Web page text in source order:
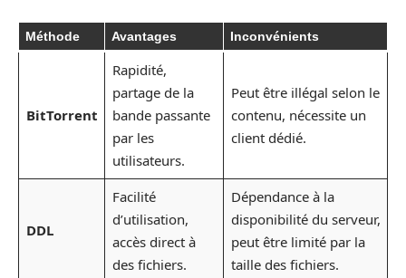
Méthode Avantages Inconvénients
BitTorrent
Rapidité,
partage de la
bande passante
par les
utilisateurs.
Peut être illégal selon le
contenu, nécessite un
client dédié.
DDL
Facilité
d’utilisation,
accès direct à
des fichiers.
Dépendance à la
disponibilité du serveur,
peut être limité par la
taille des fichiers.